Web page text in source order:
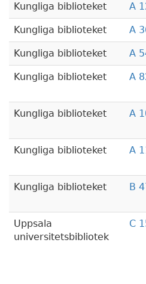
Kungliga biblioteket A
Kungliga biblioteket A
Kungliga biblioteket A
Kungliga biblioteket A
Kungliga biblioteket A
Kungliga biblioteket A
Kungliga biblioteket B
Uppsala
universitetsbibliotek
C